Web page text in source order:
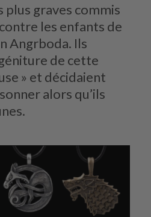
plus graves commis
les enfants de
Angrboda. Ils
de cette
» et décidaient
alors qu’ils